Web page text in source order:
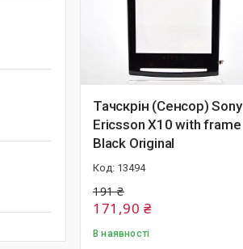
Тачскрін (Сенсор) Sony
Ericsson X10 with frame
Black Original
13494
191 ₴
171,90 ₴
В наявності